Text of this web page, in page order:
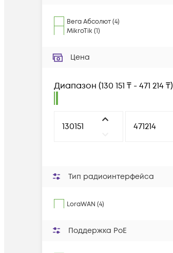
Вега Абсолют(4)
MikroTik(1)
Цена
Диапазон (130 151 ₸ - 471 214 ₸)
Тип радиоинтерфейса
LoraWAN (4)
Поддержка PoE